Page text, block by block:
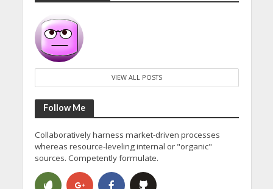
VIEW ALL POSTS
Follow Me
Collaboratively harness market-driven processes
whereas resource-leveling internal or "organic"
sources. Competently formulate.